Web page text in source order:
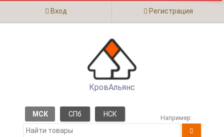
Вход Регистрация
КровАльянс
МСК СПб НСК Например: